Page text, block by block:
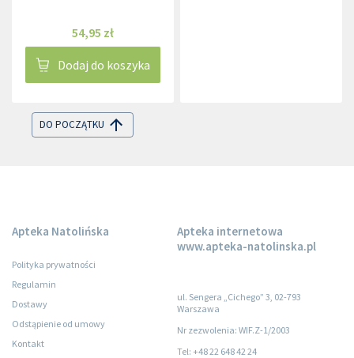
54,95 zł
Dodaj do koszyka
DO POCZĄTKU
Apteka Natolińska
Polityka prywatności
Regulamin
Dostawy
Odstąpienie od umowy
Kontakt
Apteka internetowa
www.apteka-natolinska.pl
ul. Sengera „Cichego” 3, 02-793
Warszawa
Nr zezwolenia: WIF.Z-1/2003
Tel: +48 22 648 42 24